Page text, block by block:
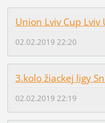
Union Lviv Cup
02.02.2019 22:20
3.kolo žiackej ligy
02.02.2019 22:19